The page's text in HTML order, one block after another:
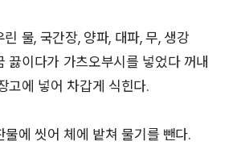
물, 국간장, 양파, 대파, 무, 생강
끓이다가 가츠오부시를 넣었다 꺼내
고에 넣어 차갑게 식힌다.
에 씻어 체에 밭쳐 물기를 뺀다.